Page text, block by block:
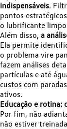
indispensáveis.
pontos
o lubrificante
Além disso, a
Ela permite
o problema vire
fazem análises
partículas e até
custos com
ativos.
Educação e
Por fim, não
não estiver